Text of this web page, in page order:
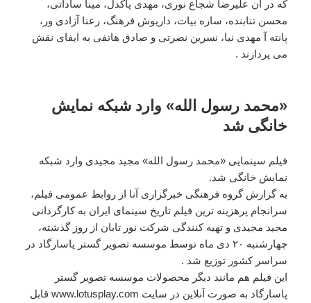
که در آن علیرضا شجاع نوری، مهدی پاکدل، مینا ساداتی،
محسن تنابنده، ساره بیات، داریوش فرهنگ، رعنا آزادی ور،
پانته آ مهدی نیا، نسرین نصرتی و صادق هاتفی به ایفای نقش
می پردازند .
«محمد رسول الله» وارد شبکه نمایش
خانگی شد
فیلم سینمایی «محمد رسول الله» مجید مجیدی وارد شبکه
نمایش خانگی شد.
به گزارش گروه فرهنگی خبرگزاری آنا از روابط عمومی فیلم،
سرانجام پرهزینه ترین فیلم تاریخ سینمای ایران به کارگردانی
مجید مجیدی و تهیه کنندگی شرکت نور تابان از روز گذشته،
چهارشنبه ۲۰ دی ماه توسط موسسه تصویر گستر پاسارگاد در
سراسر کشور توزیع شد .
این فیلم هم مانند دیگر محصولات موسسه تصویر گستر
پاسارگاد به صورت آنلاین در سایت www.lotusplay.com قابل